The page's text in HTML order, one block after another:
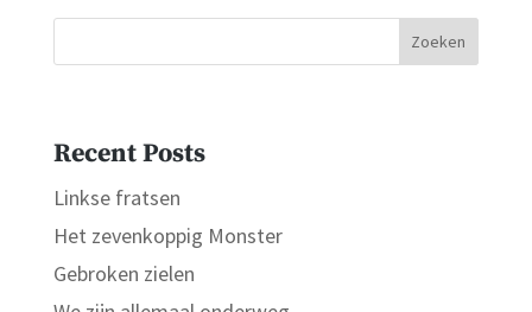
Zoeken
Recent Posts
Linkse fratsen
Het zevenkoppig Monster
Gebroken zielen